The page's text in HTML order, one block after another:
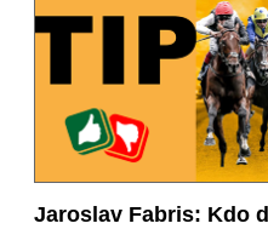
Jaroslav Fabris: Kdo